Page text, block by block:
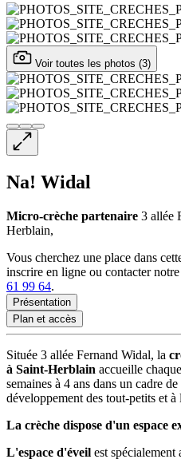
Voir toutes les photos (3)
Na! Widal
Micro-crèche partenaire 3 allée
Herblain,
Vous cherchez une place dans
inscrire en ligne ou contacter
61 99 64.
Présentation
Plan et accès
Située 3 allée Fernand Widal, la
à Saint-Herblain accueille
semaines à 4 ans dans un cadre
développement des tout-petits et
La crèche dispose d'un espace
L'espace d'éveil est